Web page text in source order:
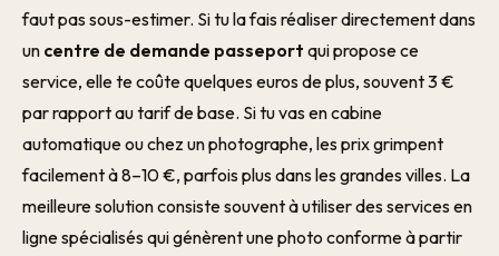
faut pas sous-estimer. Si tu la fais réaliser directement dans
un centre de demande passeport qui propose ce
service, elle te coûte quelques euros de plus, souvent 3 €
par rapport au tarif de base. Si tu vas en cabine
automatique ou chez un photographe, les prix grimpent
facilement à 8–10 €, parfois plus dans les grandes villes. La
meilleure solution consiste souvent à utiliser des services en
ligne spécialisés qui génèrent une photo conforme à partir